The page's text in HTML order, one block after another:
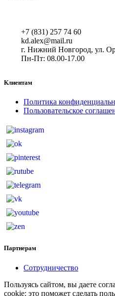
+7 (831) 257 74 60
kd.alex@mail.ru
г. Нижний Новгород, ул.
Пн-Пт: 08.00-17.00
Клиентам
Политика
Пользовательское
Партнерам
Сотрудничество
Пользуясь сайтом, вы даете
cookie: это поможет сделать